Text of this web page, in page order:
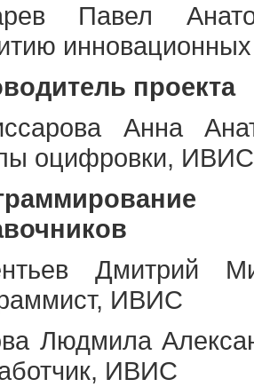
Павел
проекта
Анна
оцифровки, ИВИС
Дмитрий
ИВИС
Людмила
ИВИС